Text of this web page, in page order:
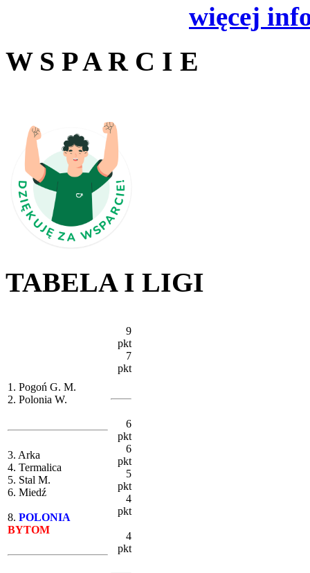
więcej
W S P A R C I E
TABELA I LIGI
1. Pogoń G. M.
2. Polonia W.
3. Arka
4. Termalica
5. Stal M.
6. Miedź
8. POLONIA
BYTOM
9
pkt
7
pkt
6
pkt
6
pkt
5
pkt
4
pkt
4
pkt